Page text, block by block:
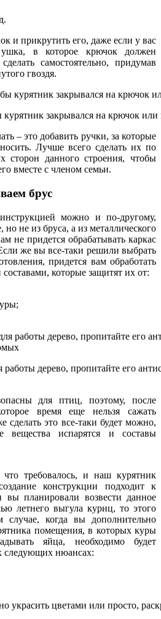
и прикрутить его, даже если у вас
в которое крючок должен
самостоятельно, придумав
гвоздя.
курятник закрывался на крючок
– это добавить ручки, за которые
Лучше всего сделать их по
сторон данного строения, чтобы
вместе с членом семьи.
брус
можно и по-другому,
не из бруса, а из металлического
не придется обрабатывать каркас
же вы все-таки решили выбрать
придется вам обработать
которые защитят их от:
дерево, пропитайте его
для птиц, поэтому, после
время еще нельзя сажать
сделать это все-таки будет можно,
вещества испарятся и составы
требовалось, и наш курятник
конструкции подходит к
вы планировали возвести данное
летнего выгула куриц, то этого
случае, когда вы дополнительно
помещения, в которых куры
яйца, необходимо будет
следующих нюансах: